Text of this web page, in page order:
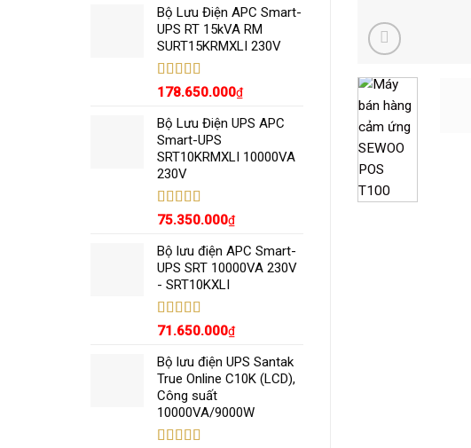
5 sao
Bộ Lưu Điện APC Smart-
UPS RT 15kVA RM
SURT15KRMXLI 230V
Được xếp
sao
178.650.000₫
Bộ Lưu Điện UPS APC
Smart-UPS
SRT10KRMXLI 10000VA
230V
Được xếp
sao
75.350.000₫
Bộ lưu điện APC Smart-
UPS SRT 10000VA 230V
- SRT10KXLI
Được xếp
sao
71.650.000₫
Bộ lưu điện UPS Santak
True Online C10K (LCD),
Công suất
10000VA/9000W